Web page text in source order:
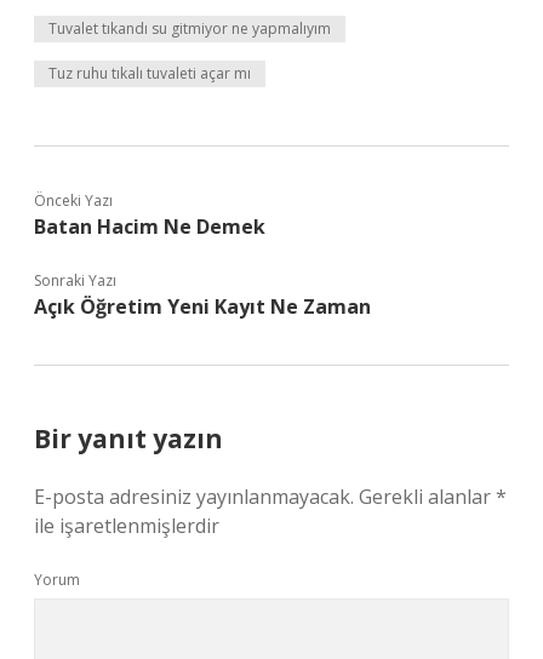
Tuvalet tıkandı su gitmiyor ne yapmalıyım
Tuz ruhu tıkalı tuvaleti açar mı
Önceki Yazı
Batan Hacim Ne Demek
Sonraki Yazı
Açık Öğretim Yeni Kayıt Ne Zaman
Bir yanıt yazın
E-posta adresiniz yayınlanmayacak. Gerekli alanlar*
ile işaretlenmişlerdir
Yorum